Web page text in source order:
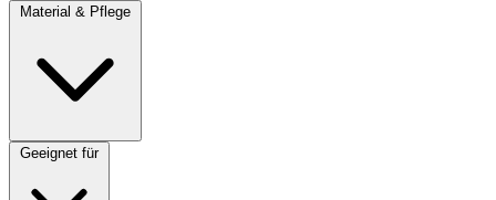
Material & Pflege
Geeignet für